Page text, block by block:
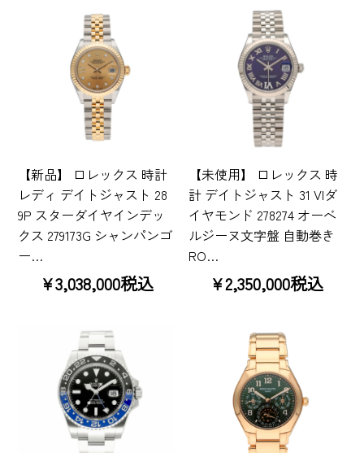
【新品】 ロレックス 時計
レディ デイトジャスト 28
9P スターダイヤインデッ
クス 279173G シャンパンゴ
ー…
¥3,038,000税込
【未使用】 ロレックス 時
計 デイトジャスト 31 VIダ
イヤモンド 278274 オーベ
ルジーヌ文字盤 自動巻き
RO…
¥2,350,000税込